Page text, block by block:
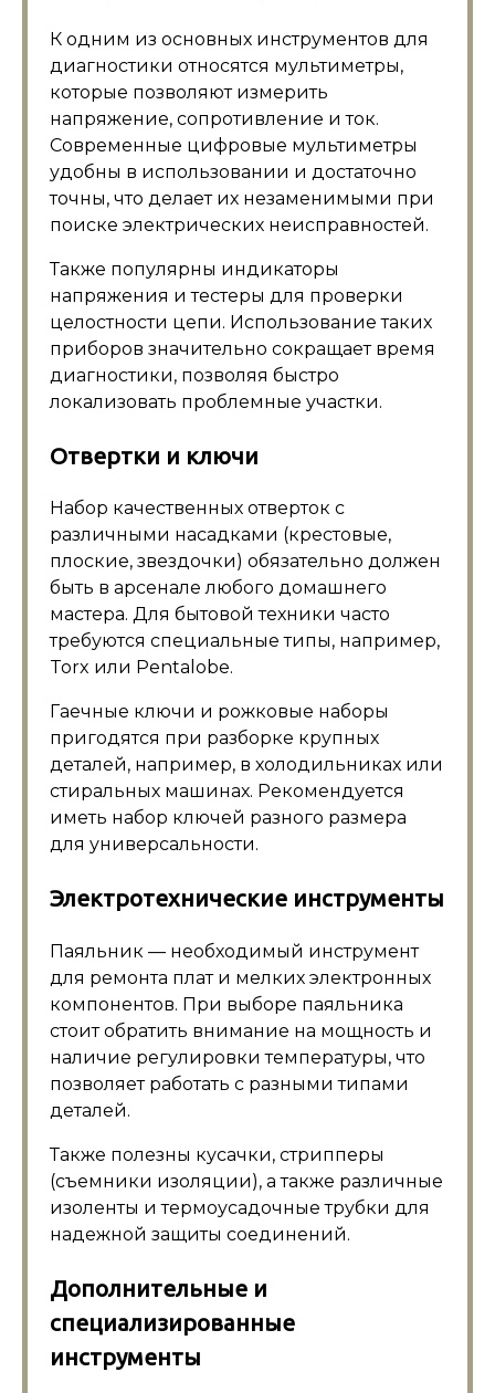
К одним из основных инструментов для
диагностики относятся мультиметры,
которые позволяют измерить
напряжение, сопротивление и ток.
Современные цифровые мультиметры
удобны в использовании и достаточно
точны, что делает их незаменимыми при
поиске электрических неисправностей.
Также популярны индикаторы
напряжения и тестеры для проверки
целостности цепи. Использование таких
приборов значительно сокращает время
диагностики, позволяя быстро
локализовать проблемные участки.
Отвертки и ключи
Набор качественных отверток с
различными насадками (крестовые,
плоские, звездочки) обязательно должен
быть в арсенале любого домашнего
мастера. Для бытовой техники часто
требуются специальные типы, например,
Torx или Pentalobe.
Гаечные ключи и рожковые наборы
пригодятся при разборке крупных
деталей, например, в холодильниках или
стиральных машинах. Рекомендуется
иметь набор ключей разного размера
для универсальности.
Электротехнические инструменты
Паяльник — необходимый инструмент
для ремонта плат и мелких электронных
компонентов. При выборе паяльника
стоит обратить внимание на мощность и
наличие регулировки температуры, что
позволяет работать с разными типами
деталей.
Также полезны кусачки, стрипперы
(съемники изоляции), а также различные
изоленты и термоусадочные трубки для
надежной защиты соединений.
Дополнительные и
специализированные
инструменты